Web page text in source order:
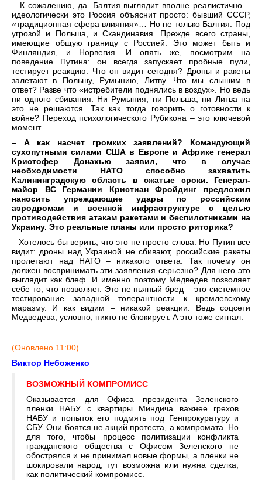
– К сожалению, да. Балтия выглядит вполне реалистично –
идеологически это Россия объяснит просто: бывший СССР,
«традиционная сфера влияния»… Но не только Балтия. Под
угрозой и Польша, и Скандинавия. Прежде всего страны,
имеющие общую границу с Россией. Это может быть и
Финляндия, и Норвегия. И опять же, посмотрим на
поведение Путина: он всегда запускает пробные пули,
тестирует реакцию. Что он видит сегодня? Дроны и ракеты
залетают в Польшу, Румынию, Литву. Что мы слышим в
ответ? Разве что «истребители поднялись в воздух». Но ведь
ни одного сбивания. Ни Румыния, ни Польша, ни Литва на
это не решаются. Так как тогда говорить о готовности к
войне? Переход психологического Рубикона – это ключевой
момент.
– А как насчет громких заявлений? Командующий
сухопутными силами США в Европе и Африке генерал
Кристофер Донахью заявил, что в случае
необходимости НАТО способно захватить
Калининградскую область в сжатые сроки. Генерал-
майор ВС Германии Кристиан Фройдинг предложил
наносить упреждающие удары по российским
аэродромам и военной инфраструктуре с целью
противодействия атакам ракетами и беспилотниками на
Украину. Это реальные планы или просто риторика?
– Хотелось бы верить, что это не просто слова. Но Путин все
видит: дроны над Украиной не сбивают, российские ракеты
пролетают над НАТО – никакого ответа. Так почему он
должен воспринимать эти заявления серьезно? Для него это
выглядит как блеф. И именно поэтому Медведев позволяет
себе то, что позволяет. Это не пьяный бред – это системное
тестирование западной толерантности к кремлевскому
маразму. И как видим – никакой реакции. Ведь соцсети
Медведева, условно, никто не блокирует. А это тоже сигнал.
(Оновлено 11:00)
Виктор Небоженко
ВОЗМОЖНЫЙ КОМПРОМИСС
Оказывается для Офиса президента Зеленского
пленки НАБУ с квартиры Миндича важнее грехов
НАБУ и попыток его подмять под Генпрокуратуру и
СБУ. Они боятся не акций протеста, а компромата. Но
для того, чтобы процесс политизации конфликта
гражданского общества с Офисом Зеленского не
обострялся и не принимал новые формы, а пленки не
шокировали народ, тут возможна или нужна сделка,
как политический компромисс.